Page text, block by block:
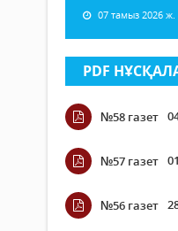
07 тамыз 2026 ж.
PDF
№58 газет
№57 газет
№56 газет